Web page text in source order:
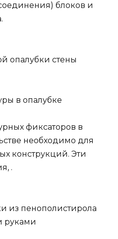
блоков и
опалубки стены
в опалубке
фиксаторов в
необходимо для
конструкций. Эти
.
из пенополистирола
руками